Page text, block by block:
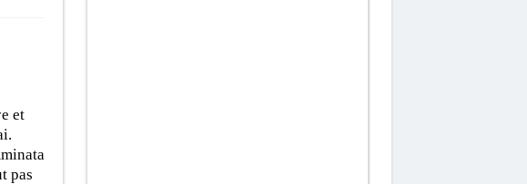
et
pas